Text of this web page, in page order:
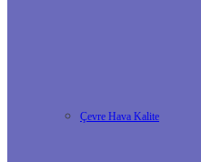
Çevre Hava Kalite